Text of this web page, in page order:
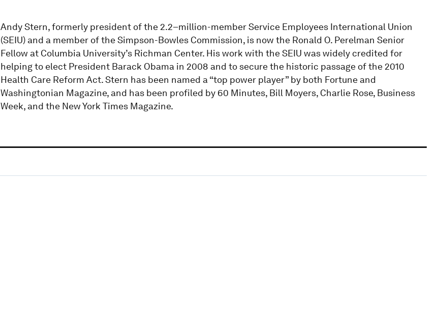
Andy Stern, formerly president of the 2.2–million-member Service Employees International Union
(SEIU) and a member of the Simpson-Bowles Commission, is now the Ronald O. Perelman Senior
Fellow at Columbia University’s Richman Center. His work with the SEIU was widely credited for
helping to elect President Barack Obama in 2008 and to secure the historic passage of the 2010
Health Care Reform Act. Stern has been named a “top power player” by both Fortune and
Washingtonian Magazine, and has been profiled by 60 Minutes, Bill Moyers, Charlie Rose, Business
Week, and the New York Times Magazine.